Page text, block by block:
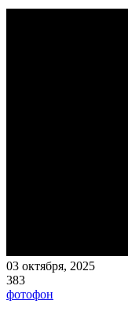
03 октября, 2025
383
фотофон